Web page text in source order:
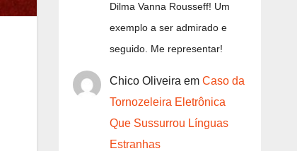
Dilma Vanna Rousseff! Um
exemplo a ser admirado e
seguido. Me representar!
Chico Oliveira em Caso da
Tornozeleira Eletrônica
Que Sussurrou Línguas
Estranhas